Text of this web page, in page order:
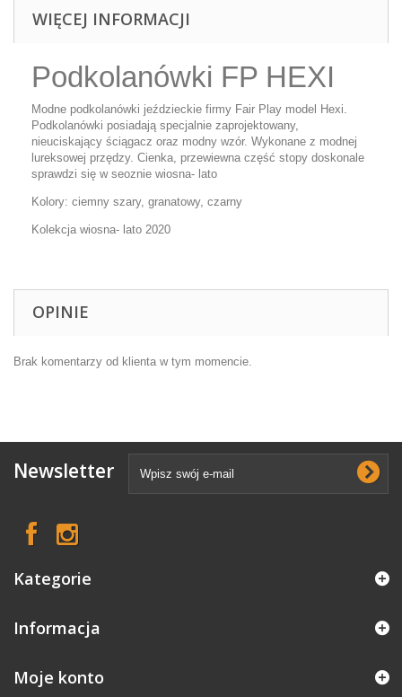
WIĘCEJ INFORMACJI
Podkolanówki FP HEXI
Modne podkolanówki jeździeckie firmy Fair Play model Hexi.
Podkolanówki posiadają specjalnie zaprojektowany,
nieuciskający ściągacz oraz modny wzór. Wykonane z modnej
lureksowej przędzy. Cienka, przewiewna część stopy doskonale
sprawdzi się w seoznie wiosna- lato
Kolory: ciemny szary, granatowy, czarny
Kolekcja wiosna- lato 2020
OPINIE
Brak komentarzy od klienta w tym momencie.
Newsletter
Kategorie
Informacja
Moje konto